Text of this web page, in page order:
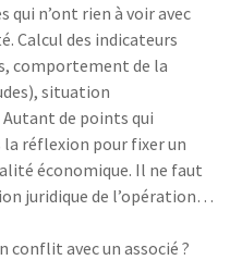
qui n’ont rien à voir avec
Calcul des indicateurs
comportement de la
situation
de points qui
réflexion pour fixer un
économique. Il ne faut
juridique de l’opération…
conflit avec un associé ?